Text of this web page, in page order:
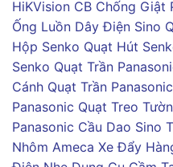
HiKVision CB Chống Giật
Ống Luồn Dây Điện Sino
Hộp Senko Quạt Hút
Senko Quạt Trần
Cánh Quạt Trần
Panasonic Quạt Treo
Panasonic Cầu Dao Sino
Nhôm Ameca Xe Đẩy